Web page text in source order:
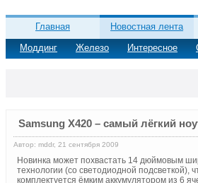
Главная
Новостная лента
Моддинг
Железо Интересное
Samsung X420 – самый лёгкий
Автор: mddr, 21 сентября 2009
Новинка может похвастать 14 дюймовым
технологии (со светодиодной подсветкой),
комплектуется ёмким аккумулятором из 6